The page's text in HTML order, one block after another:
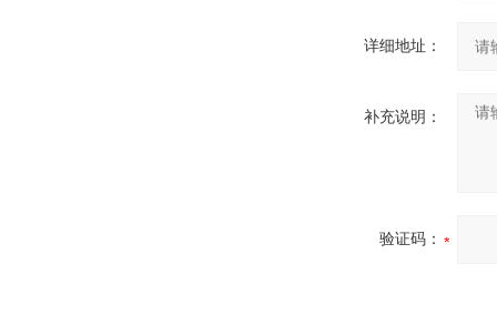
详细地址：
补充说明：
验证码：